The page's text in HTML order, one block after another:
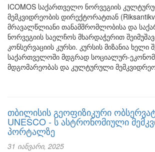
ICOMOS საქართველო ნორვეგიის
მემკვიდრეობის დირექტორატთან
მრავალწლიანი თანამშრომლობისა და
ნორვეგიის საელჩოს მხარდაჭერით
კონსერვაციის კურსი. კურსის მიზანია ხელი
საქართველოში მდგრად სოციალურ-
მდგომარეობას და კულტურული
თბილისის გეოფიზიკური
UNESCO - ს ასტრონომიული
პორტალზე
31 იანვარი, 2025